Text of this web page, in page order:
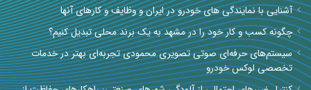
آشنایی با نمایندگی های خودرو در ایران و وظایف و کارهای آنها
چگونه کسب و کار خود را در مشهد به یک برند محلی تبدیل کنیم؟
سیستم‌های حرفه‌ای صوتی تصویری محمودی تجربه‌ای بهتر در خدمات
تخصصی لوکس خودرو